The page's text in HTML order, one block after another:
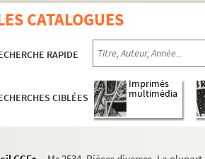
CATALOGUES
RAPIDE
CIBLÉES
Imprimés
multimédia